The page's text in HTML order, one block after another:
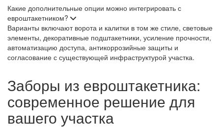
Какие дополнительные опции можно интегрировать с
евроштакетником?
Варианты включают ворота и калитки в том же стиле, световые
элементы, декоративные подштакетники, усиление прочности,
автоматизацию доступа, антикоррозийные защиты и
согласование с существующей инфраструктурой участка.
Заборы из евроштакетника:
современное решение для
вашего участка